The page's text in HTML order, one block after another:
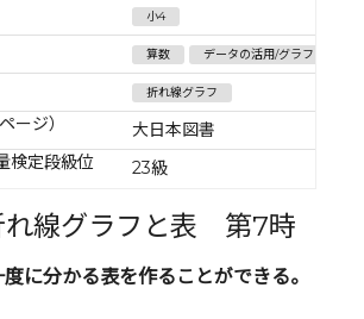
小4
算数 データの活用/グラフ
折れ線グラフ
ージ）
大日本図書
検定段級位
23級
線グラフと表 第7時
に分かる表を作ることができる。